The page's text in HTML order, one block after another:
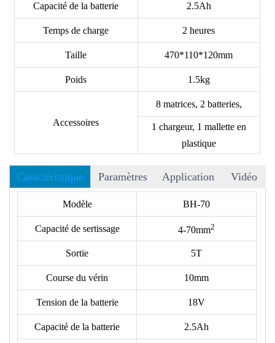
Capacité de la batterie 2.5Ah
Temps de charge 2 heures
Taille 470*110*120mm
Poids 1.5kg
Accessoires
8 matrices, 2 batteries,
1 chargeur, 1 mallette en
plastique
Caractéristique Paramètres Application Vidéo
Modèle BH-70
Capacité de sertissage 4-70mm2
Sortie 5T
Course du vérin 10mm
Tension de la batterie 18V
Capacité de la batterie 2.5Ah
Le BH-70 est l'outil de sertissage hydraulique sans fil le plus
compact de notre gamme de produits. Il permet de sertir les
connecteurs et cosses de câbles Cu/Al pour les travaux de
raccordement et de terminaison des câbles. Ses
caractéristiques comprennent :
positionnement direct du câble
- Interrupteur à gâchette